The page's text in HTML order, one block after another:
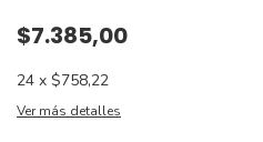
$7.385,00
24 x $758,22
Ver más detalles